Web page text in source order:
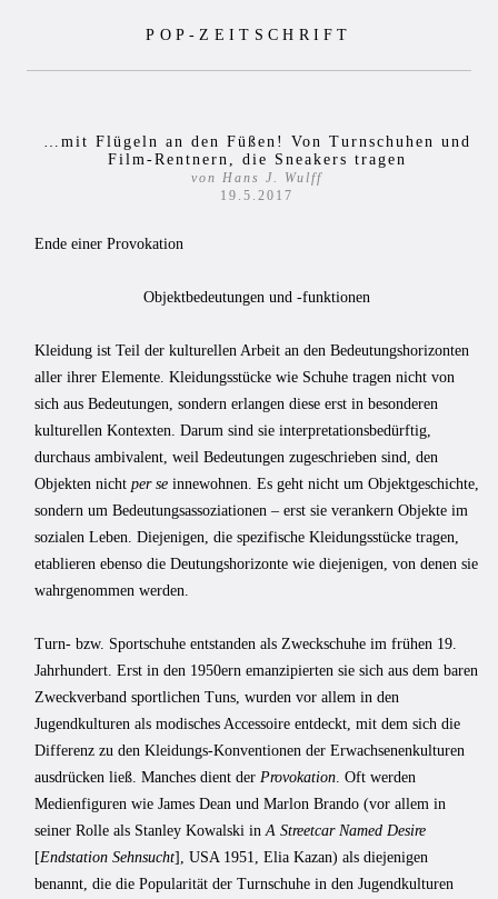
POP-ZEITSCHRIFT
…mit Flügeln an den Füßen! Von Turnschuhen und
Film-Rentnern, die Sneakers tragen
von Hans J. Wulff
19.5.2017
Ende einer Provokation
Objektbedeutungen und -funktionen
Kleidung ist Teil der kulturellen Arbeit an den Bedeutungshorizonten
aller ihrer Elemente. Kleidungsstücke wie Schuhe tragen nicht von
sich aus Bedeutungen, sondern erlangen diese erst in besonderen
kulturellen Kontexten. Darum sind sie interpretationsbedürftig,
durchaus ambivalent, weil Bedeutungen zugeschrieben sind, den
Objekten nicht per se innewohnen. Es geht nicht um Objektgeschichte,
sondern um Bedeutungsassoziationen – erst sie verankern Objekte im
sozialen Leben. Diejenigen, die spezifische Kleidungsstücke tragen,
etablieren ebenso die Deutungshorizonte wie diejenigen, von denen sie
wahrgenommen werden.
Turn- bzw. Sportschuhe entstanden als Zweckschuhe im frühen 19.
Jahrhundert. Erst in den 1950ern emanzipierten sie sich aus dem baren
Zweckverband sportlichen Tuns, wurden vor allem in den
Jugendkulturen als modisches Accessoire entdeckt, mit dem sich die
Differenz zu den Kleidungs-Konventionen der Erwachsenenkulturen
ausdrücken ließ. Manches dient der Provokation . Oft werden
Medienfiguren wie James Dean und Marlon Brando (vor allem in
seiner Rolle als Stanley Kowalski in A Streetcar Named Desire
[Endstation Sehnsucht], USA 1951, Elia Kazan) als diejenigen
benannt, die die Popularität der Turnschuhe in den Jugendkulturen